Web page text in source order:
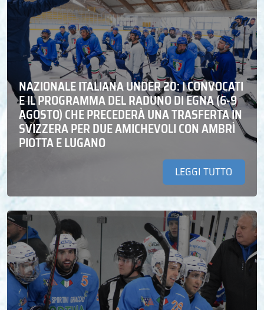
NAZIONALE ITALIANA UNDER 20: I CONVOCATI
E IL PROGRAMMA DEL RADUNO DI EGNA (6-9
AGOSTO) CHE PRECEDERÀ UNA TRASFERTA IN
SVIZZERA PER DUE AMICHEVOLI CON AMBRÌ
PIOTTA E LUGANO
LEGGI TUTTO